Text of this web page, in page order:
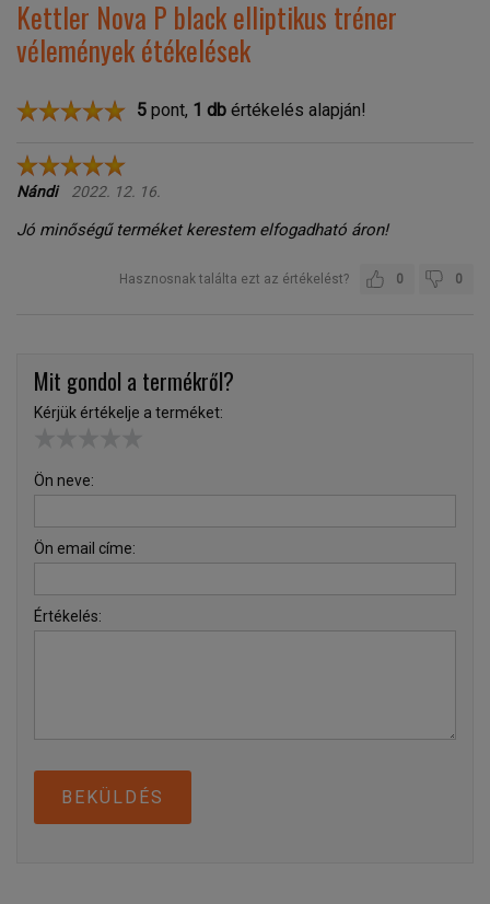
Kettler Nova P black elliptikus tréner
vélemények étékelések
5 pont, 1 db értékelés alapján!
Nándi 2022. 12. 16.
Jó minőségű terméket kerestem elfogadható áron!
Hasznosnak találta ezt az értékelést? 0
0
Mit gondol a termékről?
Kérjük értékelje a terméket:
Ön neve:
Ön email címe:
Értékelés:
BEKÜLDÉS